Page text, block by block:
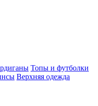
Топы и футболки
Верхняя одежда